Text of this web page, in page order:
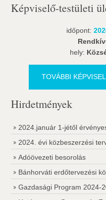
Képviselő-testületi
időpont:
hely:
TOVÁBBI
Hirdetmények
2024.január 1-jétől
2024. évi közbeszerzési
Adóövezeti besorolás
Bánhorváti erdőtervezési
Gazdasági Program 2024-